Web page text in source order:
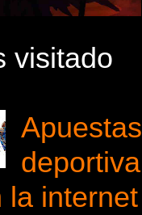
visitado
Apuestas
deportiva
la internet